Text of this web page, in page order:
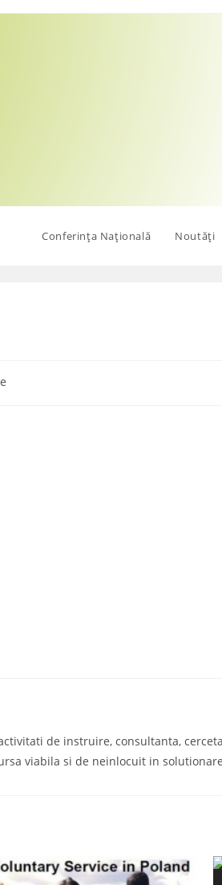
Conferința Națională Noutăți
de instruire, consultanta,
viabila si de neinlocuit in